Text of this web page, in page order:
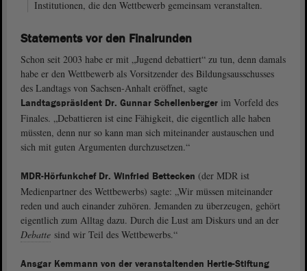
Institutionen, die den Wettbewerb gemeinsam veranstalten.
Statements vor den Finalrunden
Schon seit 2003 habe er mit „Jugend debattiert“ zu tun, denn damals
habe er den Wettbewerb als Vorsitzender des Bildungsausschusses
des Landtags von Sachsen-Anhalt eröffnet, sagte
Landtagspräsident Dr. Gunnar Schellenberger im Vorfeld des
Finales. „Debattieren ist eine Fähigkeit, die eigentlich alle haben
müssten, denn nur so kann man sich miteinander austauschen und
sich mit guten Argumenten durchzusetzen.“
MDR-Hörfunkchef Dr. Winfried Bettecken (der MDR ist
Medienpartner des Wettbewerbs) sagte: „Wir müssen miteinander
reden und auch einander zuhören. Jemanden zu überzeugen, gehört
eigentlich zum Alltag dazu. Durch die Lust am Diskurs und an der
Debatte sind wir Teil des Wettbewerbs.“
Ansgar Kemmann von der veranstaltenden Hertie-Stiftung